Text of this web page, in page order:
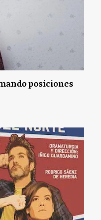
posiciones